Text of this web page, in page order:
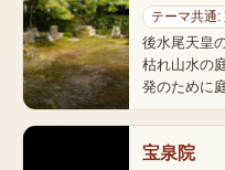
テーマ共通:
後水尾天皇
枯れ山水の
発のために
宝泉院